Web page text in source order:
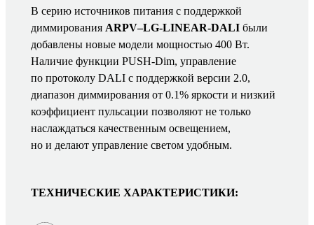
В серию источников питания с поддержкой
диммирования ARPV–LG-LINEAR-DALI были
добавлены новые модели мощностью 400 Вт.
Наличие функции PUSH-Dim, управление
по протоколу DALI с поддержкой версии 2.0,
диапазон диммирования от 0.1% яркости и низкий
коэффициент пульсации позволяют не только
наслаждаться качественным освещением,
но и делают управление светом удобным.
ТЕХНИЧЕСКИЕ ХАРАКТЕРИСТИКИ: